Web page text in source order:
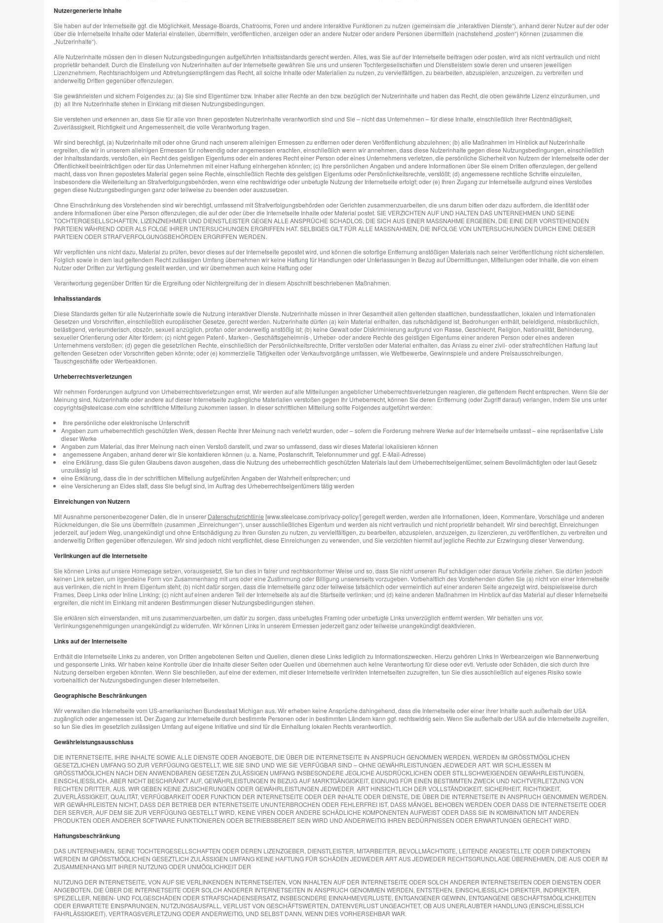
Nutzergenerierte Inhalte
Sie haben auf der Internetseite ggf. die Möglichkeit, Message-Boards, Chatrooms, Foren und andere interaktive Funktionen zu nutzen (gemeinsam die „interaktiven Dienste“), anhand derer Nutzer auf der oder
über die Internetseite Inhalte oder Material einstellen, übermitteln, veröffentlichen, anzeigen oder an andere Nutzer oder andere Personen übermitteln (nachstehend „posten“) können (zusammen die
„Nutzerinhalte“).
Alle Nutzerinhalte müssen den in diesen Nutzungsbedingungen aufgeführten Inhaltsstandards gerecht werden. Alles, was Sie auf der Internetseite beitragen oder posten, wird als nicht vertraulich und nicht
proprietär behandelt. Durch die Einstellung von Nutzerinhalten auf der Internetseite gewähren Sie uns und unseren Tochtergesellschaften und Dienstleistern sowie deren und unseren jeweiligen
Lizenznehmern, Rechtsnachfolgern und Abtretungsempfängern das Recht, all solche Inhalte oder Materialien zu nutzen, zu vervielfältigen, zu bearbeiten, abzuspielen, anzuzeigen, zu verbreiten und
anderweitig Dritten gegenüber offenzulegen.
Sie gewährleisten und sichern Folgendes zu: (a) Sie sind Eigentümer bzw. Inhaber aller Rechte an den bzw. bezüglich der Nutzerinhalte und haben das Recht, die oben gewährte Lizenz einzuräumen, und
(b) all Ihre Nutzerinhalte stehen in Einklang mit diesen Nutzungsbedingungen.
Sie verstehen und erkennen an, dass Sie für alle von Ihnen geposteten Nutzerinhalte verantwortlich sind und Sie – nicht das Unternehmen – für diese Inhalte, einschließlich ihrer Rechtmäßigkeit,
Zuverlässigkeit, Richtigkeit und Angemessenheit, die volle Verantwortung tragen.
Wir sind berechtigt, (a) Nutzerinhalte mit oder ohne Grund nach unserem alleinigen Ermessen zu entfernen oder deren Veröffentlichung abzulehnen; (b) alle Maßnahmen im Hinblick auf Nutzerinhalte
ergreifen, die wir in unserem alleinigen Ermessen für notwendig oder angemessen erachten, einschließlich wenn wir annehmen, dass diese Nutzerinhalte gegen diese Nutzungsbedingungen, einschließlich
der Inhaltsstandards, verstoßen, ein Recht des geistigen Eigentums oder ein anderes Recht einer Person oder eines Unternehmens verletzen, die persönliche Sicherheit von Nutzern der Internetseite oder der
Öffentlichkeit beeinträchtigen oder für das Unternehmen mit einer Haftung einhergehen könnten; (c) Ihre persönlichen Angaben und andere Informationen über Sie einem Dritten offenzulegen, der geltend
macht, dass von Ihnen gepostetes Material gegen seine Rechte, einschließlich Rechte des geistigen Eigentums oder Persönlichkeitsrechte, verstößt; (d) angemessene rechtliche Schritte einzuleiten,
insbesondere die Weiterleitung an Strafverfolgungsbehörden, wenn eine rechtswidrige oder unbefugte Nutzung der Internetseite erfolgt; oder (e) Ihren Zugang zur Internetseite aufgrund eines Verstoßes
gegen diese Nutzungsbedingungen ganz oder teilweise zu beenden oder auszusetzen.
Ohne Einschränkung des Vorstehenden sind wir berechtigt, umfassend mit Strafverfolgungsbehörden oder Gerichten zusammenzuarbeiten, die uns darum bitten oder dazu auffordern, die Identität oder
andere Informationen über eine Person offenzulegen, die auf der oder über die Internetseite Inhalte oder Material postet. SIE VERZICHTEN AUF UND HALTEN DAS UNTERNEHMEN UND SEINE
TOCHTERGESELLSCHAFTEN, LIZENZNEHMER UND DIENSTLEISTER GEGEN ALLE ANSPRÜCHE SCHADLOS, DIE SICH AUS EINER MASSNAHME ERGEBEN, DIE EINE DER VORSTEHENDEN
PARTEIEN WÄHREND ODER ALS FOLGE IHRER UNTERSUCHUNGEN ERGRIFFEN HAT. SELBIGES GILT FÜR ALLE MASSNAHMEN, DIE INFOLGE VON UNTERSUCHUNGEN DURCH EINE DIESER
PARTEIEN ODER STRAFVERFOLGUNGSBEHÖRDEN ERGRIFFEN WERDEN.
Wir verpflichten uns nicht dazu, Material zu prüfen, bevor dieses auf der Internetseite gepostet wird, und können die sofortige Entfernung anstößigen Materials nach seiner Veröffentlichung nicht sicherstellen.
Folglich sowie in dem laut geltendem Recht zulässigen Umfang übernehmen wir keine Haftung für Handlungen oder Unterlassungen in Bezug auf Übermittlungen, Mitteilungen oder Inhalte, die von einem
Nutzer oder Dritten zur Verfügung gestellt werden, und wir übernehmen auch keine Haftung oder
Verantwortung gegenüber Dritten für die Ergreifung oder Nichtergreifung der in diesem Abschnitt beschriebenen Maßnahmen.
Inhaltsstandards
Diese Standards gelten für alle Nutzerinhalte sowie die Nutzung interaktiver Dienste. Nutzerinhalte müssen in ihrer Gesamtheit allen geltenden staatlichen, bundesstaatlichen, lokalen und internationalen
Gesetzen und Vorschriften, einschließlich europäischer Gesetze, gerecht werden. Nutzerinhalte dürfen (a) kein Material enthalten, das rufschädigend ist, Bedrohungen enthält, beleidigend, missbräuchlich,
belästigend, verleumderisch, obszön, sexuell anzüglich, profan oder anderweitig anstößig ist; (b) keine Gewalt oder Diskriminierung aufgrund von Rasse, Geschlecht, Religion, Nationalität, Behinderung,
sexueller Orientierung oder Alter fördern; (c) nicht gegen Patent-, Marken-, Geschäftsgeheimnis-, Urheber- oder andere Rechte des geistigen Eigentums einer anderen Person oder eines anderen
Unternehmens verstoßen; (d) gegen die gesetzlichen Rechte, einschließlich der Persönlichkeitsrechte, Dritter verstoßen oder Material enthalten, das Anlass zu einer zivil- oder strafrechtlichen Haftung laut
geltenden Gesetzen oder Vorschriften geben könnte; oder (e) kommerzielle Tätigkeiten oder Verkaufsvorgänge umfassen, wie Wettbewerbe, Gewinnspiele und andere Preisausschreibungen,
Tauschgeschäfte oder Werbeaktionen.
Urheberrechtsverletzungen
Wir nehmen Forderungen aufgrund von Urheberrechtsverletzungen ernst. Wir werden auf alle Mitteilungen angeblicher Urheberrechtsverletzungen reagieren, die geltendem Recht entsprechen. Wenn Sie der
Meinung sind, Nutzerinhalte oder andere auf dieser Internetseite zugängliche Materialien verstoßen gegen Ihr Urheberrecht, können Sie deren Entfernung (oder Zugriff darauf) verlangen, indem Sie uns unter
copyrights@steelcase.com eine schriftliche Mitteilung zukommen lassen. In dieser schriftlichen Mitteilung sollte Folgendes aufgeführt werden:
Ihre persönliche oder elektronische Unterschrift
Angaben zum urheberrechtlich geschützten Werk, dessen Rechte Ihrer Meinung nach verletzt wurden, oder – sofern die Forderung mehrere Werke auf der Internetseite umfasst – eine repräsentative Liste
dieser Werke
Angaben zum Material, das Ihrer Meinung nach einen Verstoß darstellt, und zwar so umfassend, dass wir dieses Material lokalisieren können
angemessene Angaben, anhand derer wir Sie kontaktieren können (u. a. Name, Postanschrift, Telefonnummer und ggf. E-Mail-Adresse)
eine Erklärung, dass Sie guten Glaubens davon ausgehen, dass die Nutzung des urheberrechtlich geschützten Materials laut dem Urheberrechtseigentümer, seinem Bevollmächtigten oder laut Gesetz
unzulässig ist
eine Erklärung, dass die in der schriftlichen Mitteilung aufgeführten Angaben der Wahrheit entsprechen; und
eine Versicherung an Eides statt, dass Sie befugt sind, im Auftrag des Urheberrechtseigentümers tätig werden
Einreichungen von Nutzern
Mit Ausnahme personenbezogener Daten, die in unserer Datenschutzrichtlinie [www.steelcase.com/privacy-policy/] geregelt werden, werden alle Informationen, Ideen, Kommentare, Vorschläge und anderen
Rückmeldungen, die Sie uns übermitteln (zusammen „Einreichungen“), unser ausschließliches Eigentum und werden als nicht vertraulich und nicht proprietär behandelt. Wir sind berechtigt, Einreichungen
jederzeit, auf jedem Weg, unangekündigt und ohne Entschädigung zu Ihren Gunsten zu nutzen, zu vervielfältigen, zu bearbeiten, abzuspielen, anzuzeigen, zu lizenzieren, zu veröffentlichen, zu verbreiten und
anderweitig Dritten gegenüber offenzulegen. Wir sind jedoch nicht verpflichtet, diese Einreichungen zu verwenden, und Sie verzichten hiermit auf jegliche Rechte zur Erzwingung dieser Verwendung.
Verlinkungen auf die Internetseite
Sie können Links auf unsere Homepage setzen, vorausgesetzt, Sie tun dies in fairer und rechtskonformer Weise und so, dass Sie nicht unseren Ruf schädigen oder daraus Vorteile ziehen. Sie dürfen jedoch
keinen Link setzen, um irgendeine Form von Zusammenhang mit uns oder eine Zustimmung oder Billigung unsererseits vorzugeben. Vorbehaltlich des Vorstehenden dürfen Sie (a) nicht von einer Internetseite
aus verlinken, die nicht in Ihrem Eigentum steht; (b) nicht dafür sorgen, dass die Internetseite ganz oder teilweise tatsächlich oder vermeintlich auf einer anderen Seite angezeigt wird, beispielsweise durch
Frames, Deep Links oder Inline Linking; (c) nicht auf einen anderen Teil der Internetseite als auf die Startseite verlinken; und (d) keine anderen Maßnahmen im Hinblick auf das Material auf dieser Internetseite
ergreifen, die nicht im Einklang mit anderen Bestimmungen dieser Nutzungsbedingungen stehen.
Sie erklären sich einverstanden, mit uns zusammenzuarbeiten, um dafür zu sorgen, dass unbefugtes Framing oder unbefugte Links unverzüglich entfernt werden. Wir behalten uns vor,
Verlinkungsgenehmigungen unangekündigt zu widerrufen. Wir können Links in unserem Ermessen jederzeit ganz oder teilweise unangekündigt deaktivieren.
Links auf der Internetseite
Enthält die Internetseite Links zu anderen, von Dritten angebotenen Seiten und Quellen, dienen diese Links lediglich zu Informationszwecken. Hierzu gehören Links in Werbeanzeigen wie Bannerwerbung
und gesponserte Links. Wir haben keine Kontrolle über die Inhalte dieser Seiten oder Quellen und übernehmen auch keine Verantwortung für diese oder evtl. Verluste oder Schäden, die sich durch Ihre
Nutzung derselben ergeben könnten. Wenn Sie beschließen, auf eine der externen, mit dieser Internetseite verlinkten Internetseiten zuzugreifen, tun Sie dies ausschließlich auf eigenes Risiko sowie
vorbehaltlich der Nutzungsbedingungen dieser Internetseiten.
Geographische Beschränkungen
Wir verwalten die Internetseite vom US-amerikanischen Bundesstaat Michigan aus. Wir erheben keine Ansprüche dahingehend, dass die Internetseite oder einer ihrer Inhalte auch außerhalb der USA
zugänglich oder angemessen ist. Der Zugang zur Internetseite durch bestimmte Personen oder in bestimmten Ländern kann ggf. rechtswidrig sein. Wenn Sie außerhalb der USA auf die Internetseite zugreifen,
so tun Sie dies im gesetzlich zulässigen Umfang auf eigene Initiative und sind für die Einhaltung lokalen Rechts verantwortlich.
Gewährleistungsausschluss
DIE INTERNETSEITE, IHRE INHALTE SOWIE ALLE DIENSTE ODER ANGEBOTE, DIE ÜBER DIE INTERNETSEITE IN ANSPRUCH GENOMMEN WERDEN, WERDEN IM GRÖSSTMÖGLICHEN
GESETZLICHEN UMFANG SO ZUR VERFÜGUNG GESTELLT, WIE SIE SIND UND WIE SIE VERFÜGBAR SIND – OHNE GEWÄHRLEISTUNGEN JEDWEDER ART. WIR SCHLIESSEN IM
GRÖSSTMÖGLICHEN NACH DEN ANWENDBAREN GESETZEN ZULÄSSIGEN UMFANG INSBESONDERE JEGLICHE AUSDRÜCKLICHEN ODER STILLSCHWEIGENDEN GEWÄHRLEISTUNGEN,
EINSCHLIESSLICH, ABER NICHT BESCHRÄNKT AUF, GEWÄHRLEISTUNGEN IN BEZUG AUF MARKTGÄNGIGKEIT, EIGNUNG FÜR EINEN BESTIMMTEN ZWECK UND NICHTVERLETZUNG VON
RECHTEN DRITTER, AUS. WIR GEBEN KEINE ZUSICHERUNGEN ODER GEWÄHRLEISTUNGEN JEDWEDER ART HINSICHTLICH DER VOLLSTÄNDIGKEIT, SICHERHEIT, RICHTIGKEIT,
ZUVERLÄSSIGKEIT, QUALITÄT, VERFÜGBARKEIT ODER FUNKTION DER INTERNETSEITE ODER DER INHALTE ODER DIENSTE, DIE ÜBER DIE INTERNETSEITE IN ANSPRUCH GENOMMEN WERDEN.
WIR GEWÄHRLEISTEN NICHT, DASS DER BETRIEB DER INTERNETSEITE UNUNTERBROCHEN ODER FEHLERFREI IST, DASS MÄNGEL BEHOBEN WERDEN ODER DASS DIE INTERNETSEITE ODER
DER SERVER, AUF DEM SIE ZUR VERFÜGUNG GESTELLT WIRD, KEINE VIREN ODER ANDERE SCHÄDLICHE KOMPONENTEN AUFWEIST ODER DASS SIE IN KOMBINATION MIT ANDEREN
PRODUKTEN ODER ANDERER SOFTWARE FUNKTIONIEREN ODER BETRIEBSBEREIT SEIN WIRD UND ANDERWEITIG IHREN BEDÜRFNISSEN ODER ERWARTUNGEN GERECHT WIRD.
Haftungsbeschränkung
DAS UNTERNEHMEN, SEINE TOCHTERGESELLSCHAFTEN ODER DEREN LIZENZGEBER, DIENSTLEISTER, MITARBEITER, BEVOLLMÄCHTIGTE, LEITENDE ANGESTELLTE ODER DIREKTOREN
WERDEN IM GRÖSSTMÖGLICHEN GESEZTLICH ZULÄSSIGEN UMFANG KEINE HAFTUNG FÜR SCHÄDEN JEDWEDER ART AUS JEDWEDER RECHTSGRUNDLAGE ÜBERNEHMEN, DIE AUS ODER IM
ZUSAMMENHANG MIT IHRER NUTZUNG ODER UNMÖGLICHKEIT DER
NUTZUNG DER INTERNETSEITE, VON AUF SIE VERLINKENDEN INTERNETSEITEN, VON INHALTEN AUF DER INTERNETSEITE ODER SOLCH ANDERER INTERNETSEITEN ODER DIENSTEN ODER
ANGEBOTEN, DIE ÜBER DIE INTERNETSEITE ODER SOLCH ANDERER INTERNETSEITEN IN ANSPRUCH GENOMMEN WERDEN, ENTSTEHEN, EINSCHLIESSLICH DIREKTER, INDIREKTER,
SPEZIELLER, NEBEN- UND FOLGESCHÄDEN ODER STRAFSCHADENSERSATZ, INSBESONDERE EINNAHMEVERLUSTE, ENTGANGENER GEWINN, ENTGANGENE GESCHÄFTSMÖGLICHKEITEN
ODER ERWARTETE EINSPARUNGEN, NUTZUNGSAUSFALL, VERLUST VON GESCHÄFTSWERTEN, DATENVERLUST UNGEACHTET, OB AUS UNERLAUBTER HANDLUNG (EINSCHLIESSLICH
FAHRLÄSSIGKEIT), VERTRAGSVERLETZUNG ODER ANDERWEITIG, UND SELBST DANN, WENN DIES VORHERSEHBAR WAR.